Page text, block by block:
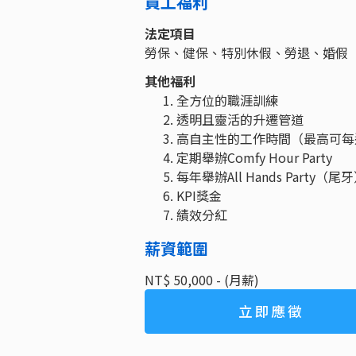
法定項目
勞保、健保、特別休假、勞退、婚假
其他福利
全方位的職涯訓練
透明且靈活的升遷管道
高自主性的工作時間（最高可每
定期舉辦Comfy Hour Party
每年舉辦All Hands Party（尾牙
KPI獎金
績效分紅
薪資範圍
NT$ 50,000 - (月薪)
立即應徵